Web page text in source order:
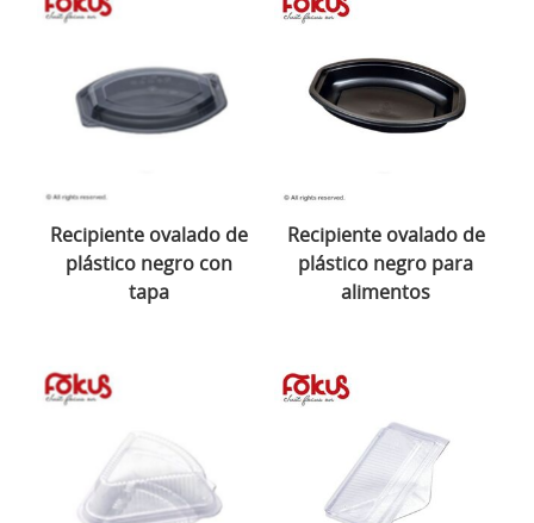
Recipiente ovalado de
plástico negro con
tapa
Recipiente ovalado de
plástico negro para
alimentos